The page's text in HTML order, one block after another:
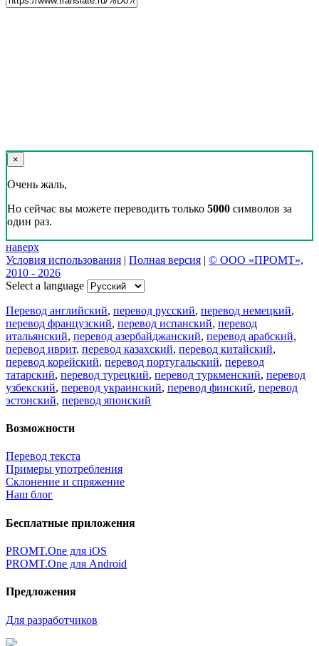
×
Очень жаль,
Но сейчас вы можете переводить только 5000 символов за
один раз.
наверх
Условия использования | Полная версия | © ООО «ПРОМТ»,
2010 - 2026
Select a language
Перевод английский, перевод русский, перевод немецкий,
перевод французский, перевод испанский, перевод
итальянский, перевод азербайджанский, перевод арабский,
перевод иврит, перевод казахский, перевод китайский,
перевод корейский, перевод португальский, перевод
татарский, перевод турецкий, перевод туркменский, перевод
узбекский, перевод украинский, перевод финский, перевод
эстонский, перевод японский
Возможности
Перевод текста
Примеры употребления
Склонение и спряжение
Наш блог
Бесплатные приложения
PROMT.One для iOS
PROMT.One для Android
Предложения
Для разработчиков